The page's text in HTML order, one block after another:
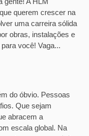
querem crescer na
uma carreira sólida
obras, instalações e
você! Vaga...
do óbvio. Pessoas
Que sejam
abracem a
escala global. Na